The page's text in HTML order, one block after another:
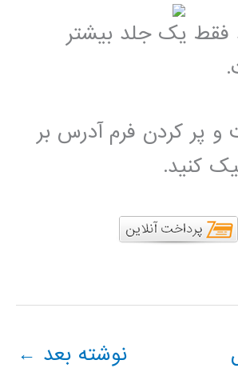
فقط یک جلد بیشتر
پر کردن فرم آدرس بر
کنید.
نوشته بعد ←